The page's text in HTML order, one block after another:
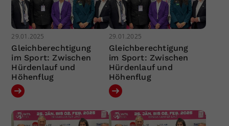
29.01.2025
Gleichberechtigung
im Sport: Zwischen
Hürdenlauf und
Höhenflug
29.01.2025
Gleichberechtigung
im Sport: Zwischen
Hürdenlauf und
Höhenflug